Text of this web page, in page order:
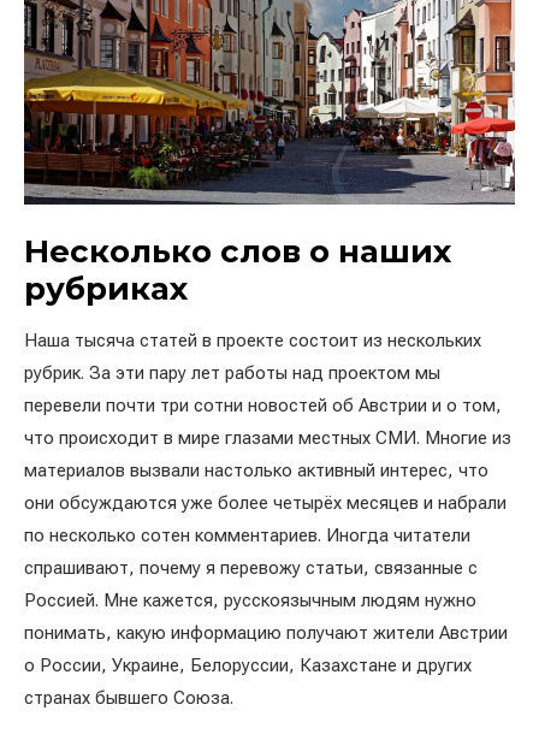
Несколько слов о наших
рубриках
Наша тысяча статей в проекте состоит из нескольких
рубрик. За эти пару лет работы над проектом мы
перевели почти три сотни новостей об Австрии и о том,
что происходит в мире глазами местных СМИ. Многие из
материалов вызвали настолько активный интерес, что
они обсуждаются уже более четырёх месяцев и набрали
по несколько сотен комментариев. Иногда читатели
спрашивают, почему я перевожу статьи, связанные с
Россией. Мне кажется, русскоязычным людям нужно
понимать, какую информацию получают жители Австрии
о России, Украине, Белоруссии, Казахстане и других
странах бывшего Союза.